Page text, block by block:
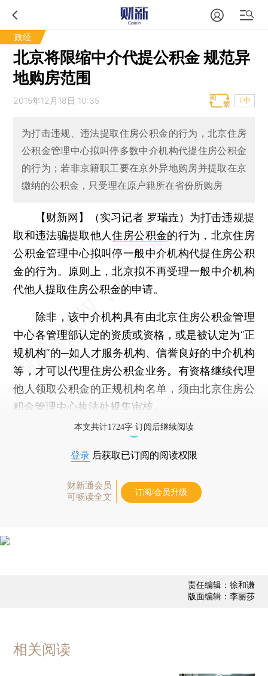
政经
北京将限缩中介代提公积金 规范异
地购房范围
2015年12月18日 10:35 T中
为打击违规、违法提取住房公积金的行为，北京住房
公积金管理中心拟叫停多数中介机构代提住房公积金
的行为；若非京籍职工要在京外异地购房并提取在京
缴纳的公积金，只受理在原户籍所在省份所购房
【财新网】（实习记者 罗瑞垚） 为打击违规提
取和违法骗提取他人住房公积金的行为，北京住房
公积金管理中心拟叫停一般中介机构代提住房公积
金的行为。原则上，北京拟不再受理一般中介机构
代他人提取住房公积金的申请。
除非，该中介机构具有由北京住房公积金管理
中心各管理部认定的资质或资格，或是被认定为“正
规机构”的─如人才服务机构、信誉良好的中介机构
等，才可以代理住房公积金业务。有资格继续代理
他人领取公积金的正规机构名单，须由北京住房公
积金管理中心执法处规集审核。
本文共计1724字 订阅后继续阅读
登录 后获取已订阅的阅读权限
财新通会员
可畅读全文
订阅/会员升级
责任编辑：徐和谦
版面编辑：李丽莎
相关阅读